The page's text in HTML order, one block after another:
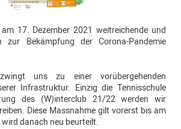
17. Dezember 2021 weitreichende und
zur Bekämpfung der Corona-Pandemie
uns zu einer vorübergehenden
Infrastruktur. Einzig die Tennisschule
des (W)interclub 21/22 werden wir
Diese Massnahme gilt vorerst bis am
danach neu beurteilt.